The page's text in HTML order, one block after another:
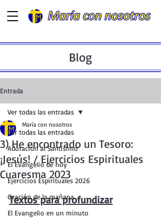
Blog
Entrada
Ver todas las entradas
Adoración al Santísimo
El Evangelio de hoy
Ejercicios Espirituales 2026
Oración de la mañana
El Evangelio en un minuto
Ver todas las entradas
3) He encontrado un Tesoro:
¡Jesús! / Ejercicios Espirituales
Cuaresma 2023
María con nosotros
Textos para profundizar